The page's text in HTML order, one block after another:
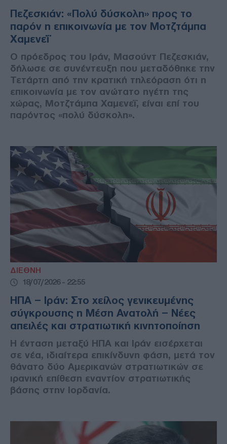
Πεζεσκιάν: «Πολύ δύσκολη» προς το
παρόν η επικοινωνία με τον Μοτζτάμπα
Χαμενεΐ
Ο πρόεδρος του Ιράν, Μασούντ Πεζεσκιάν,
δήλωσε σε συνέντευξη που μεταδόθηκε την
Τετάρτη από την κρατική τηλεόραση ότι η
επικοινωνία με τον ανώτατο ηγέτη της
χώρας, Μοτζτάμπα Χαμενεΐ, είναι επί του
παρόντος «πολύ δύσκολη».
ΔΙΕΘΝΗ
18/07/2026 - 22:55
ΗΠΑ – Ιράν: Στο χείλος γενικευμένης
σύγκρουσης η Μέση Ανατολή – Νέες
απειλές και στρατιωτική κινητοποίηση
Η ένταση μεταξύ ΗΠΑ και Ιράν εισέρχεται
σε νέα, ιδιαίτερα επικίνδυνη φάση, μετά τον
θάνατο δύο Αμερικανών στρατιωτικών σε
ιρανική επίθεση εναντίον στρατιωτικής
βάσης στην Ιορδανία.